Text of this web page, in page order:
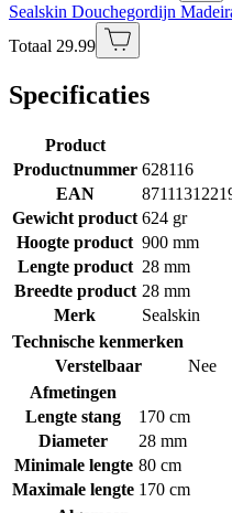
Sealskin Douchegordijn
Totaal 29.99
Specificaties
Product
Productnummer 628116
EAN
Gewicht product 624 gr
Hoogte product 900 mm
Lengte product 28 mm
Breedte product 28 mm
Merk
Sealskin
Technische kenmerken
Verstelbaar
Nee
Afmetingen
Lengte stang
170 cm
Diameter
28 mm
Minimale lengte 80 cm
Maximale lengte 170 cm